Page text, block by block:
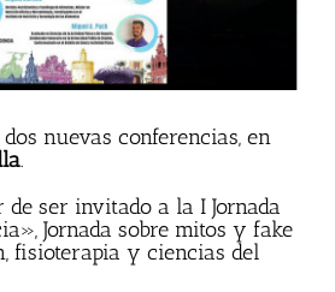
nuevas conferencias, en
.
de ser invitado a la I Jornada
Jornada sobre mitos y fake
fisioterapia y ciencias del